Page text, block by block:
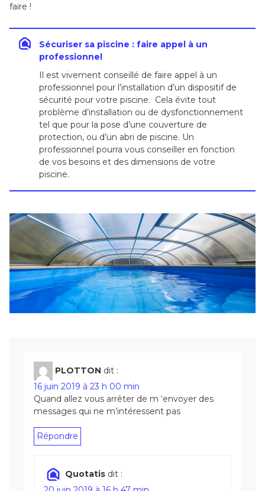
faire !
Sécuriser sa piscine : faire appel à un
professionnel
Il est vivement conseillé de faire appel à un
professionnel pour l’installation d’un dispositif de
sécurité pour votre piscine. Cela évite tout
problème d’installation ou de dysfonctionnement
tel que pour la pose d’une couverture de
protection, ou d’un abri de piscine. Un
professionnel pourra vous conseiller en fonction
de vos besoins et des dimensions de votre
piscine.
PLOTTON dit :
16 juin 2019 à 23 h 00 min
Quand allez vous arrêter de m ‘envoyer des
messages qui ne m’intéressent pas
Répondre
Quotatis dit :